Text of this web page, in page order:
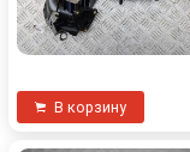
В корзину